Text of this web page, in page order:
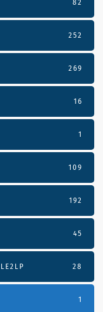
82
252
269
16
1
109
192
45
28
1